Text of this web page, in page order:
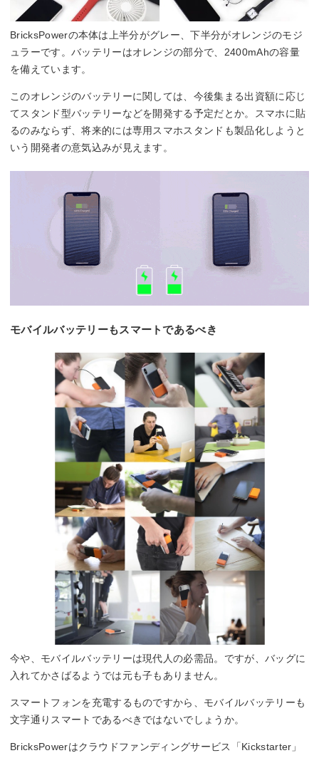
BricksPowerの本体は上半分がグレー、下半分がオレンジのモジ
ュラーです。バッテリーはオレンジの部分で、2400mAhの容量
を備えています。
このオレンジのバッテリーに関しては、今後集まる出資額に応じ
てスタンド型バッテリーなどを開発する予定だとか。スマホに貼
るのみならず、将来的には専用スマホスタンドも製品化しようと
いう開発者の意気込みが見えます。
モバイルバッテリーもスマートであるべき
今や、モバイルバッテリーは現代人の必需品。ですが、バッグに
入れてかさばるようでは元も子もありません。
スマートフォンを充電するものですから、モバイルバッテリーも
文字通りスマートであるべきではないでしょうか。
BricksPowerはクラウドファンディングサービス「Kickstarter」